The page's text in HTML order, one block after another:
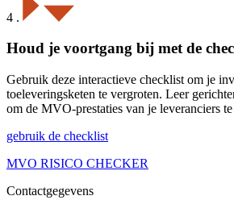
4 .
Houd je voortgang bij met de
Gebruik deze interactieve checklist om je
toeleveringsketen te vergroten. Leer
om de MVO-prestaties van je leveranciers
gebruik de checklist
MVO RISICO CHECKER
Contactgegevens